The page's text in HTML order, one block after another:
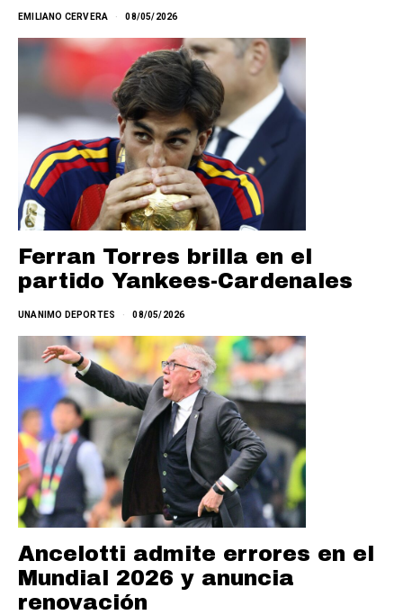
EMILIANO CERVERA 08/05/2026
Ferran Torres brilla en el
partido Yankees-Cardenales
UNANIMO DEPORTES 08/05/2026
Ancelotti admite errores en el
Mundial 2026 y anuncia
renovación